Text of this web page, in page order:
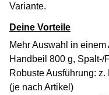
Variante.
Deine Vorteile
Mehr Auswahl in
Handbeil 800 g,
Robuste Ausführung:
(je nach Artikel)